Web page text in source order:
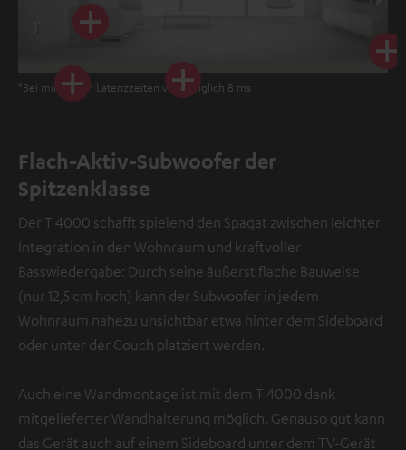
*Bei minimalen Latenzzeiten von lediglich 8 ms
Flach-Aktiv-Subwoofer der
Spitzenklasse
Der T 4000 schafft spielend den Spagat zwischen leichter
Integration in den Wohnraum und kraftvoller
Basswiedergabe: Durch seine äußerst flache Bauweise
(nur 12,5 cm hoch) kann der Subwoofer in jedem
Wohnraum nahezu unsichtbar etwa hinter dem Sideboard
oder unter der Couch platziert werden.
Auch eine Wandmontage ist mit dem T 4000 dank
mitgelieferter Wandhalterung möglich. Genauso gut kann
das Gerät auch auf einem Sideboard unter dem TV-Gerät